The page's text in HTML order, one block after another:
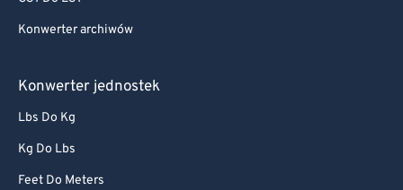
Konwerter archiwów
Konwerter jednostek
Lbs Do Kg
Kg Do Lbs
Feet Do Meters